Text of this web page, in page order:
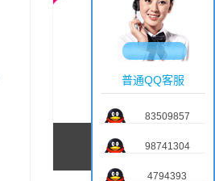
普通QQ客服
83509857
98741304
4794393